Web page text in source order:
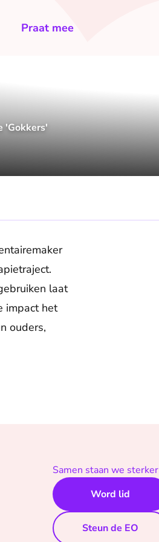
Praat mee
'Gokkers'
laat
impact het
ouders,
Samen staan we sterker
Word lid
Steun de EO